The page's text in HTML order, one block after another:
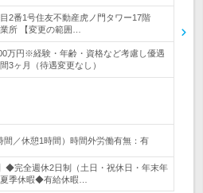
2番1号住友不動産虎ノ門タワー17階
所 【変更の範囲…
万円※経験・年齢・資格など考慮し優遇
3ヶ月（待遇変更なし）
間／休憩1時間）時間外労働有無：有
◆完全週休2日制（土日・祝休日・年末年
季休暇◆有給休暇…